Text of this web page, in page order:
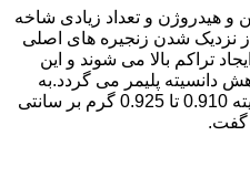
و هیدروژن و تعداد زیادی شاخه
نزدیک شدن زنجیره های اصلی
تراکم بالا می شوند و این
دانسیته پلیمر می گردد.به
طور کلی به پلی اتیلن های با دانسیته 0.910 تا 0.925 گرم بر سانتی
گفت.